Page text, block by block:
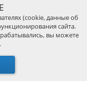
покупателей
д.5, стр. 4, под.3
покупателей
покупателей
(cookie, данные об
сайта.
вы можете